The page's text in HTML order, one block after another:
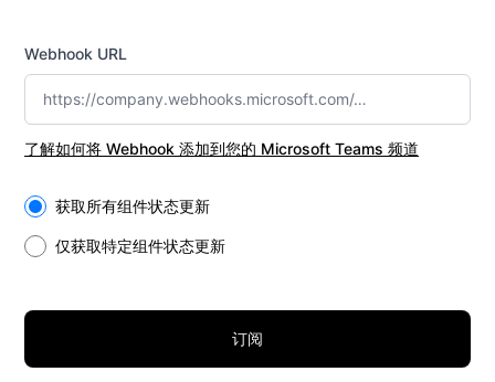
Webhook URL
了解如何将 Webhook 添加到您的 Microsoft Teams 频道
Select the components you want to receive updates for
获取所有组件状态更新
仅获取特定组件状态更新
订阅